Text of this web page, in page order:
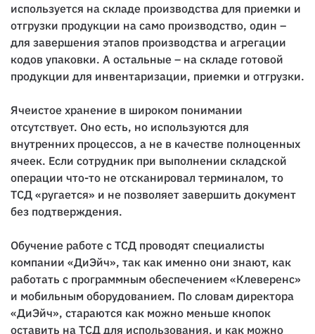
используется на складе производства для приемки и
отгрузки продукции на само производство, один –
для завершения этапов производства и агрегации
кодов упаковки. А остальные – на складе готовой
продукции для инвентаризации, приемки и отгрузки.
Ячеистое хранение в широком понимании
отсутствует. Оно есть, но используются для
внутренних процессов, а не в качестве полноценных
ячеек. Если сотрудник при выполнении складской
операции что-то не отсканировал терминалом, то
ТСД «ругается» и не позволяет завершить документ
без подтверждения.
Обучение работе с ТСД проводят специалисты
компании «ДиЭйч», так как именно они знают, как
работать с программным обеспечением «Клеверенс»
и мобильным оборудованием. По словам директора
«ДиЭйч», стараются как можно меньше кнопок
оставить на ТСД для использования, и как можно